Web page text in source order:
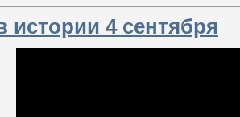
истории 4 сентября